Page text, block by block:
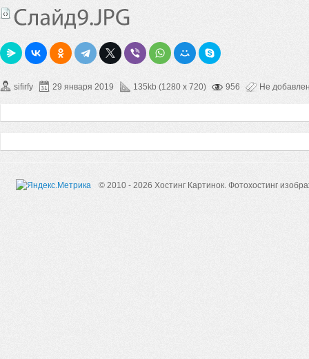
sifirfy 29 января 2019 135kb (1280 x 720) 956 Не
© 2010 - 2026 Хостинг Картинок. Фотохостинг